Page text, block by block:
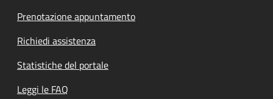
Prenotazione appuntamento
Richiedi assistenza
Statistiche del portale
Leggi le FAQ